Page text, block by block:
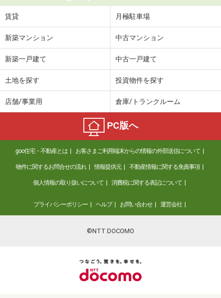
賃貸 月極駐車場
新築マンション 中古マンション
新築一戸建て 中古一戸建て
土地を探す 投資物件を探す
店舗/事業用 倉庫/トランクルーム
PC版へ
goo住宅・不動産とは お客さまご利用端末からの情報の外部送信について
物件に関するお問合せの流れ 情報提供元 不動産情報に関する免責事項
個人情報の取り扱いについて 消費税に関する表記について
プライバシーポリシー ヘルプ お問い合わせ 運営会社
©NTT DOCOMO